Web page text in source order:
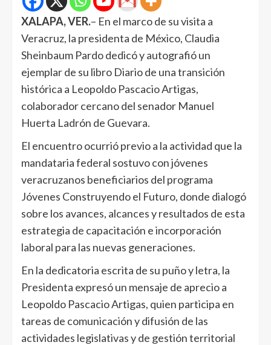
XALAPA, VER.– En el marco de su visita a
Veracruz, la presidenta de México, Claudia
Sheinbaum Pardo dedicó y autografió un
ejemplar de su libro Diario de una transición
histórica a Leopoldo Pascacio Artigas,
colaborador cercano del senador Manuel
Huerta Ladrón de Guevara.
El encuentro ocurrió previo a la actividad que la
mandataria federal sostuvo con jóvenes
veracruzanos beneficiarios del programa
Jóvenes Construyendo el Futuro, donde dialogó
sobre los avances, alcances y resultados de esta
estrategia de capacitación e incorporación
laboral para las nuevas generaciones.
En la dedicatoria escrita de su puño y letra, la
Presidenta expresó un mensaje de aprecio a
Leopoldo Pascacio Artigas, quien participa en
tareas de comunicación y difusión de las
actividades legislativas y de gestión territorial